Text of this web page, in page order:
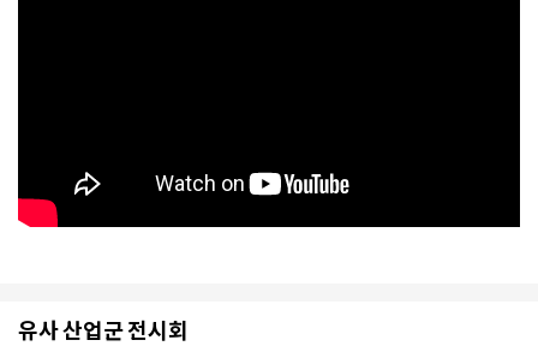
유사 산업군 전시회